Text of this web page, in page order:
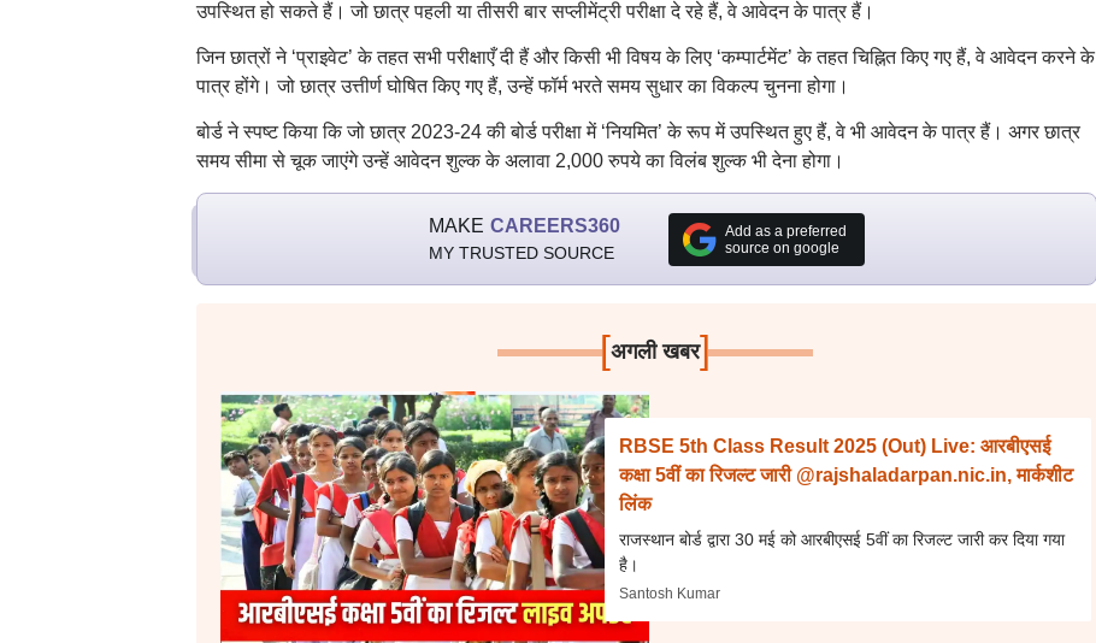
उपस्थित हो सकते हैं। जो छात्र पहली या तीसरी बार सप्लीमेंट्री परीक्षा दे रहे हैं, वे आवेदन के पात्र हैं।
जिन छात्रों ने ‘प्राइवेट’ के तहत सभी परीक्षाएँ दी हैं और किसी भी विषय के लिए ‘कम्पार्टमेंट’ के तहत चिह्नित किए गए हैं, वे आवेदन करने के
पात्र होंगे। जो छात्र उत्तीर्ण घोषित किए गए हैं, उन्हें फॉर्म भरते समय सुधार का विकल्प चुनना होगा।
बोर्ड ने स्पष्ट किया कि जो छात्र 2023-24 की बोर्ड परीक्षा में ‘नियमित’ के रूप में उपस्थित हुए हैं, वे भी आवेदन के पात्र हैं। अगर छात्र
समय सीमा से चूक जाएंगे उन्हें आवेदन शुल्क के अलावा 2,000 रुपये का विलंब शुल्क भी देना होगा।
MAKE CAREERS360
MY TRUSTED SOURCE
Add as a preferred
source on google
[अगली खबर]
RBSE 5th Class Result 2025 (Out) Live: आरबीएसई
कक्षा 5वीं का रिजल्ट जारी @rajshaladarpan.nic.in, मार्कशीट
लिंक
राजस्थान बोर्ड द्वारा 30 मई को आरबीएसई 5वीं का रिजल्ट जारी कर दिया गया
है।
Santosh Kumar